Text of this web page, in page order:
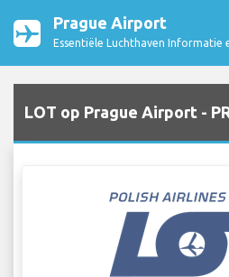
Prague Airport
Essentiële Luchthaven Informatie
LOT op Prague Airport -